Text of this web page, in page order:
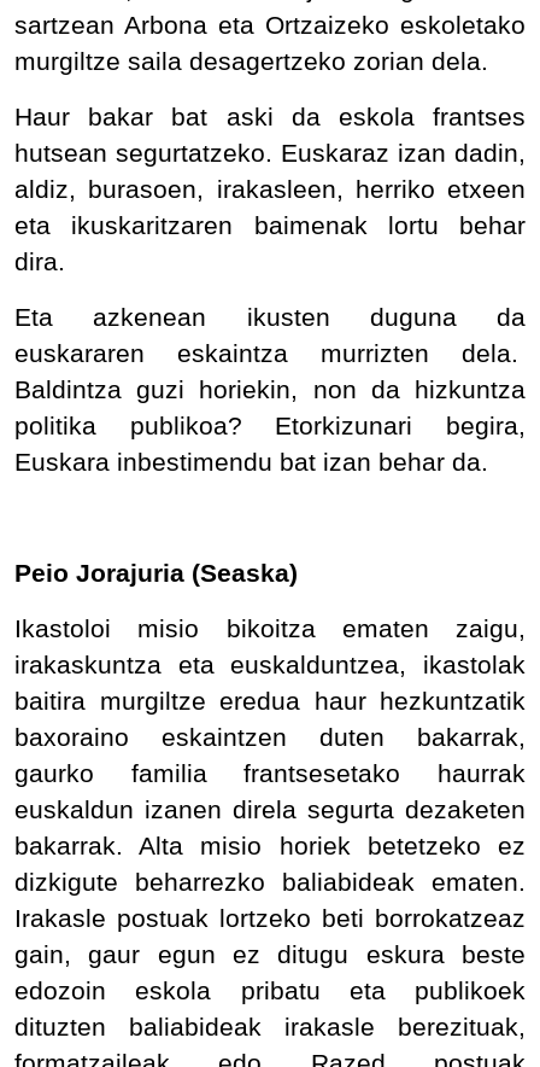
sartzean Arbona eta Ortzaizeko eskoletako
murgiltze saila desagertzeko zorian dela.
Haur bakar bat aski da eskola frantses
hutsean segurtatzeko. Euskaraz izan dadin,
aldiz, burasoen, irakasleen, herriko etxeen
eta ikuskaritzaren baimenak lortu behar
dira.
Eta azkenean ikusten duguna da
euskararen eskaintza murrizten dela.
Baldintza guzi horiekin, non da hizkuntza
politika publikoa? Etorkizunari begira,
Euskara inbestimendu bat izan behar da.
Peio Jorajuria (Seaska)
Ikastoloi misio bikoitza ematen zaigu,
irakaskuntza eta euskalduntzea, ikastolak
baitira murgiltze eredua haur hezkuntzatik
baxoraino eskaintzen duten bakarrak,
gaurko familia frantsesetako haurrak
euskaldun izanen direla segurta dezaketen
bakarrak. Alta misio horiek betetzeko ez
dizkigute beharrezko baliabideak ematen.
Irakasle postuak lortzeko beti borrokatzeaz
gain, gaur egun ez ditugu eskura beste
edozoin eskola pribatu eta publikoek
dituzten baliabideak irakasle berezituak,